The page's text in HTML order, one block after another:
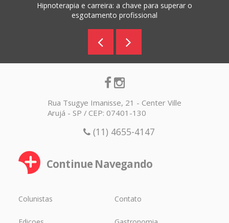
Hipnoterapia e carreira: a chave para superar o
esgotamento profissional
Rua Tsugye Imanisse, 21 - Center Ville
Arujá - SP / CEP: 07401-130
(11) 4655-4147
Continue Navegando
Colunistas Contato